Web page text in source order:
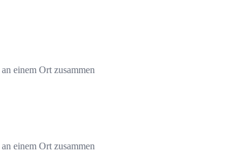
einem Ort zusammen
einem Ort zusammen